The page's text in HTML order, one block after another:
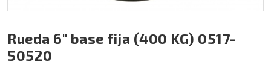
Rueda 6" base fija (400 KG) 0517-
50520